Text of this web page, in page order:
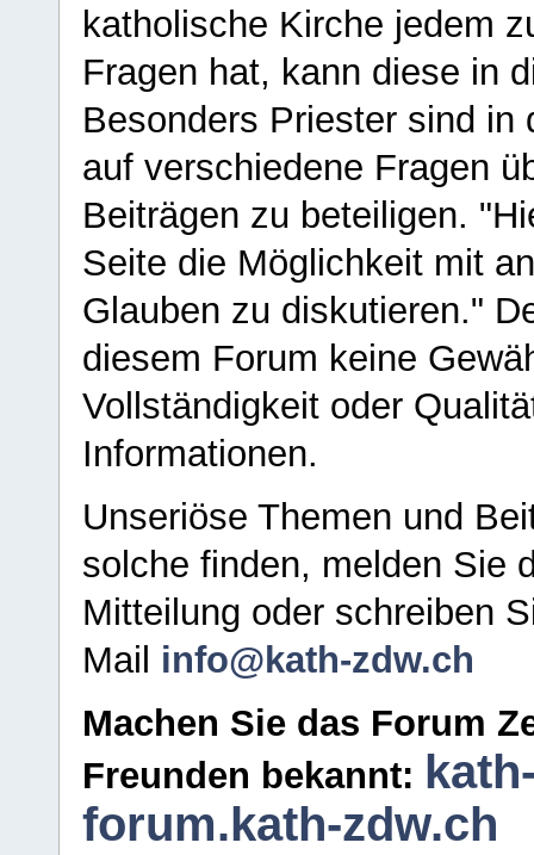
katholische Kirche jedem
Fragen hat, kann diese in
Besonders Priester sind in
auf verschiedene Fragen
Beiträgen zu beteiligen.
Seite die Möglichkeit mit
Glauben zu diskutieren."
diesem Forum keine
Vollständigkeit oder
Informationen.
Unseriöse Themen und
solche finden, melden Sie
Mitteilung oder schreiben
Mail info@kath-zdw.ch
Machen Sie das Forum
Freunden bekannt:
forum.kath-zdw.ch